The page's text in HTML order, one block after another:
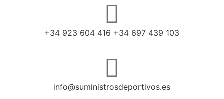
+34 923 604 416 +34 697 439 103
info@suministrosdeportivos.es